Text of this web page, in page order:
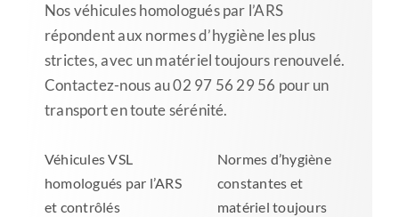
Nos véhicules homologués par l’ARS
répondent aux normes d’hygiène les plus
strictes, avec un matériel toujours renouvelé.
Contactez-nous au 02 97 56 29 56 pour un
transport en toute sérénité.
Véhicules VSL
homologués par l’ARS
et contrôlés
Normes d’hygiène
constantes et
matériel toujours